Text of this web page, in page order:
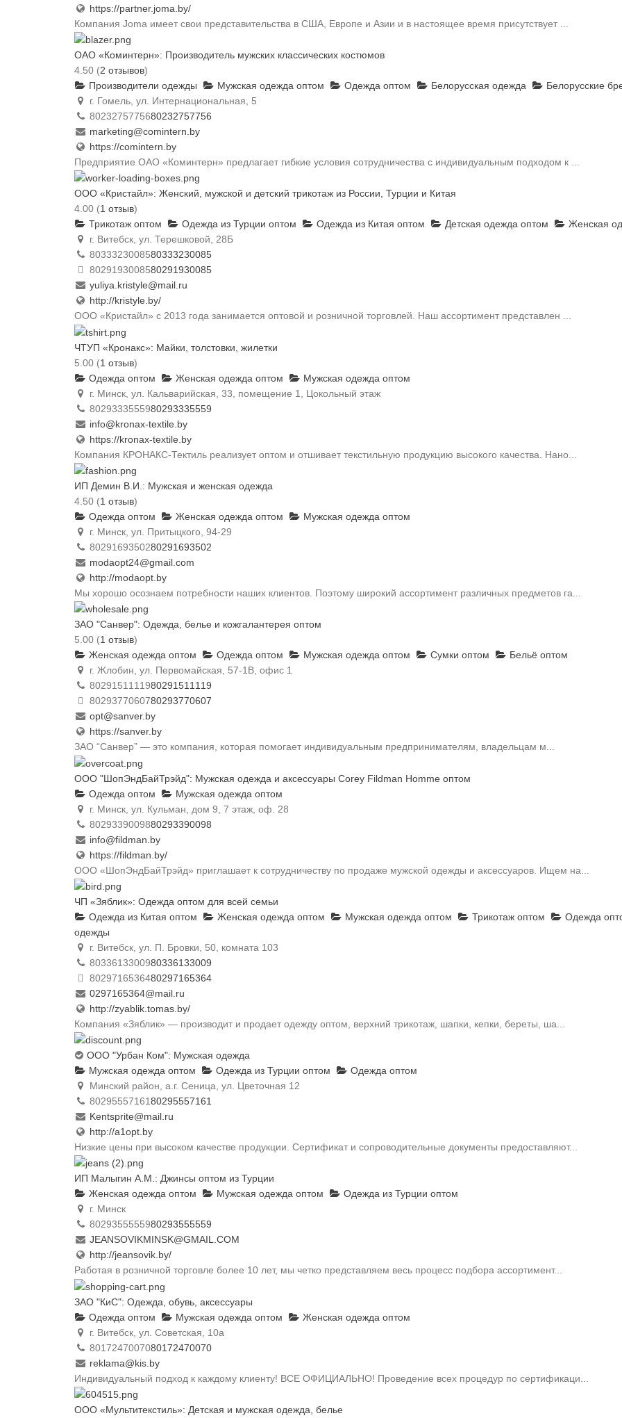
https://partner.joma.by/
Компания Joma имеет свои представительства в США, Европе и Азии и в настоящее время присутствует ...
ОАО «Коминтерн»: Производитель мужских классических костюмов
4.50 (2 отзывов)
Производители одежды
Мужская одежда оптом Одежда оптом Белорусская одежда
Белорусские
г. Гомель, ул. Интернациональная, 5
8023275775680232757756
marketing@comintern.by
https://comintern.by
Предприятие ОАО «Коминтерн» предлагает гибкие условия сотрудничества с индивидуальным подходом к ...
ООО «Кристайл»: Женский, мужской и детский трикотаж из России, Турции и Китая
4.00 (1 отзыв)
Трикотаж оптом
Одежда из Турции оптом Одежда из Китая оптом Детская одежда оптом
Женская
г. Витебск, ул. Терешковой, 28Б
8033323008580333230085
8029193008580291930085
yuliya.kristyle@mail.ru
http://kristyle.by/
ООО «Кристайл» с 2013 года занимается оптовой и розничной торговлей. Наш ассортимент представлен ...
ЧТУП «Кронакс»: Майки, толстовки, жилетки
5.00 (1 отзыв)
Одежда оптом
Женская одежда оптом
Мужская одежда оптом
г. Минск, ул. Кальварийская, 33, помещение 1, Цокольный этаж
8029333555980293335559
info@kronax-textile.by
https://kronax-textile.by
Компания КРОНАКС-Тектиль реализует оптом и отшивает текстильную продукцию высокого качества. Нано...
ИП Демин В.И.: Мужская и женская одежда
4.50 (1 отзыв)
Одежда оптом
Женская одежда оптом
Мужская одежда оптом
г. Минск, ул. Притыцкого, 94-29
8029169350280291693502
modaopt24@gmail.com
http://modaopt.by
Мы хорошо осознаем потребности наших клиентов. Поэтому широкий ассортимент различных предметов га...
ЗАО "Санвер": Одежда, белье и кожгалантерея оптом
5.00 (1 отзыв)
Женская одежда оптом
Одежда оптом Мужская одежда оптом Сумки оптом
Бельё оптом
г. Жлобин, ул. Первомайская, 57-1В, офис 1
8029151111980291511119
8029377060780293770607
opt@sanver.by
https://sanver.by
ЗАО “Санвер” — это компания, которая помогает индивидуальным предпринимателям, владельцам м...
ООО "ШопЭндБайТрэйд": Мужская одежда и аксессуары Corey Fildman Homme оптом
Одежда оптом
Мужская одежда оптом
г. Минск, ул. Кульман, дом 9, 7 этаж, оф. 28
8029339009880293390098
info@fildman.by
https://fildman.by/
ООО «ШопЭндБайТрэйд» приглашает к сотрудничеству по продаже мужской одежды и аксессуаров. Ищем на...
ЧП «Зяблик»: Одежда оптом для всей семьи
Одежда из Китая оптом
Женская одежда оптом Мужская одежда оптом Трикотаж оптом
Одежда
одежды
г. Витебск, ул. П. Бровки, 50, комната 103
8033613300980336133009
8029716536480297165364
0297165364@mail.ru
http://zyablik.tomas.by/
Компания «Зяблик» — производит и продает одежду оптом, верхний трикотаж, шапки, кепки, береты, ша...
ООО "Урбан Ком": Мужская одежда
Мужская одежда оптом
Одежда из Турции оптом
Одежда оптом
Минский район, а.г. Сеница, ул. Цветочная 12
8029555716180295557161
Kentsprite@mail.ru
http://a1opt.by
Низкие цены при высоком качестве продукции. Сертификат и сопроводительные документы предоставляют...
ИП Малыгин А.М.: Джинсы оптом из Турции
Женская одежда оптом
Мужская одежда оптом
Одежда из Турции оптом
г. Минск
8029355555980293555559
JEANSOVIKMINSK@GMAIL.COM
http://jeansovik.by/
Работая в розничной торговле более 10 лет, мы четко представляем весь процесс подбора ассортимент...
ЗАО "КиС": Одежда, обувь, аксессуары
Одежда оптом
Мужская одежда оптом
Женская одежда оптом
г. Витебск, ул. Советская, 10а
8017247007080172470070
reklama@kis.by
Индивидуальный подход к каждому клиенту! ВСЕ ОФИЦИАЛЬНО! Проведение всех процедур по сертификаци...
ООО «Мультитекстиль»: Детская и мужская одежда, белье